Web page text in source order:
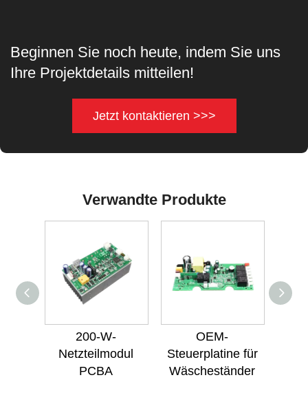
Beginnen Sie noch heute, indem Sie uns
Ihre Projektdetails mitteilen!
Jetzt kontaktieren >>>
Verwandte Produkte
200-W-
Netzteilmodul
PCBA
OEM-
Steuerplatine für
Wäscheständer